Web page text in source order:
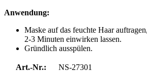
Anwendung:
Maske auf das feuchte Haar
2-3 Minuten einwirken lassen.
Gründlich ausspülen.
Art.-Nr.:
NS-27301